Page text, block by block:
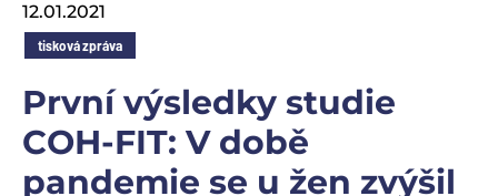
12.01.2021
tisková zpráva
První výsledky studie
COH-FIT: V době
pandemie se u žen zvýšil